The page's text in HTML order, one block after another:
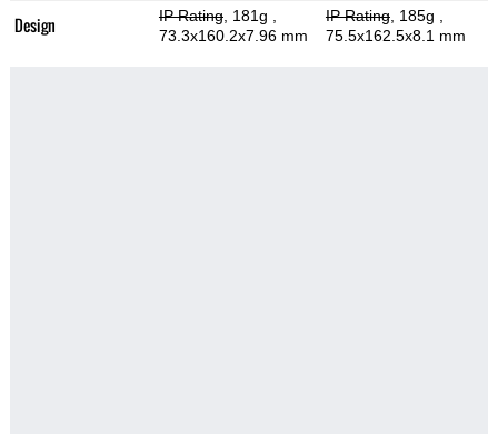
Design IP Rating, 181g
73.3x160.2x7.96 mm
IP Rating, 185g
75.5x162.5x8.1 mm